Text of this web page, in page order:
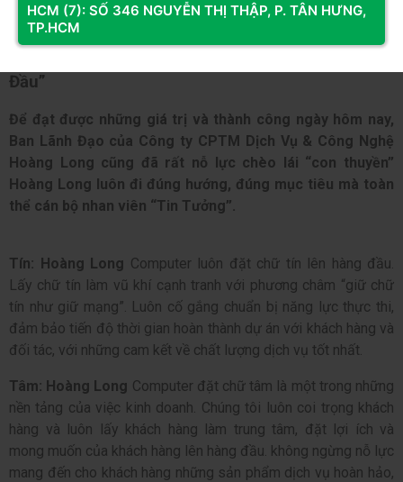
Đầu”
Để đạt được những giá trị và thành công ngày hôm nay,
Ban Lãnh Đạo của Công ty CPTM Dịch Vụ & Công Nghệ
Hoàng Long cũng đã rất nỗ lực chèo lái “con thuyền”
Hoàng Long luôn đi đúng hướng, đúng mục tiêu mà toàn
thể cán bộ nhan viên “Tin Tưởng”.
Tín: Hoàng Long Computer luôn đặt chữ tín lên hàng đầu.
Lấy chữ tín làm vũ khí cạnh tranh với phương châm “giữ chữ
tín như giữ mạng”. Luôn cố gắng chuẩn bị năng lực thực thi,
đảm bảo tiến độ thời gian hoàn thành dự án với khách hàng và
đối tác, với những cam kết về chất lượng dịch vụ tốt nhất.
Tâm: Hoàng Long Computer đặt chữ tâm là một trong những
nền tảng của việc kinh doanh. Chúng tôi luôn coi trọng khách
hàng và luôn lấy khách hàng làm trung tâm, đặt lợi ích và
mong muốn của khách hàng lên hàng đầu. không ngừng nỗ lực
mang đến cho khách hàng những sản phẩm dịch vụ hoàn hảo,
HCM (7): SỐ 346 NGUYỄN THỊ THẬP, P. TÂN HƯNG,
TP.HCM